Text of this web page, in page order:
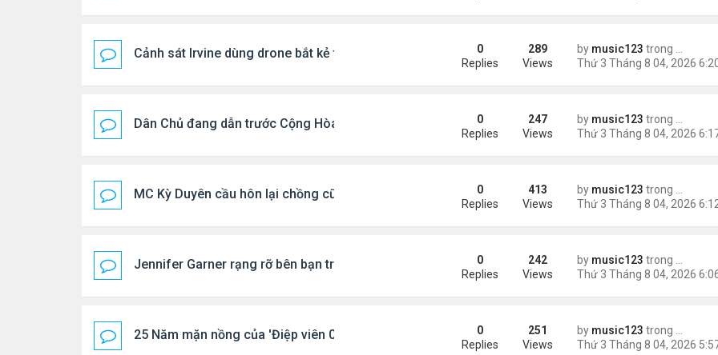
Cảnh sát Irvine dùng drone bắt kẻ trộm trong Walmart by music123 trong
0
Replies
289
Views
Dân Chủ đang dẫn trước Cộng Hòa trong các cuộc thăm dò dư luận by music123 trong
0
Replies
247
Views
MC Kỳ Duyên cầu hôn lại chồng cũ by music123 trong
0
Replies
413
Views
Jennifer Garner rạng rỡ bên bạn trai kém 6 tuổi by music123 trong
0
Replies
242
Views
25 Năm mặn nồng của 'Điệp viên 007' by music123 trong
0
Replies
251
Views